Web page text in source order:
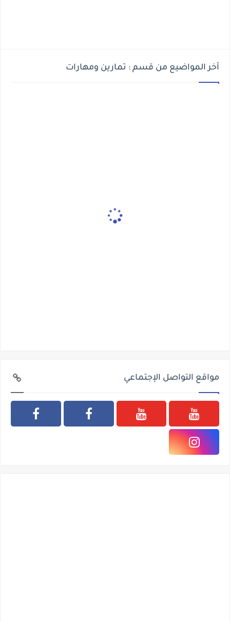
أخر المواضيع من قسم : تمارين ومهارات
مواقع التواصل الإجتماعي